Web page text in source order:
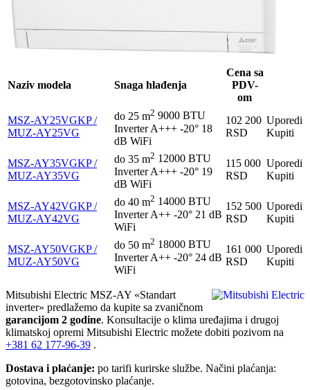
Naziv modela Snaga hlađenja
Cena sa
PDV-
om
MSZ-AY25VGKP /
MUZ-AY25VG
do 25 m2 9000 BTU
Inverter A+++ -20° 18
dB WiFi
102 200
RSD
Uporedi
Kupiti
MSZ-AY35VGKP /
MUZ-AY35VG
do 35 m2 12000 BTU
Inverter A+++ -20° 19
dB WiFi
115 000
RSD
Uporedi
Kupiti
MSZ-AY42VGKP /
MUZ-AY42VG
do 40 m2 14000 BTU
Inverter A++ -20° 21 dB
WiFi
152 500
RSD
Uporedi
Kupiti
MSZ-AY50VGKP /
MUZ-AY50VG
do 50 m2 18000 BTU
Inverter A++ -20° 24 dB
WiFi
161 000
RSD
Uporedi
Kupiti
Mitsubishi Electric MSZ-AY «Standart
inverter» predlažemo da kupite sa zvaničnom
garancijom 2 godine. Konsultacije o klima uređajima i drugoj
klimatskoj opremi Mitsubishi Electric možete dobiti pozivom na
+381 62 177-96-39 .
Dostava i plaćanje: po tarifi kurirske službe. Načini plaćanja:
gotovina, bezgotovinsko plaćanje.